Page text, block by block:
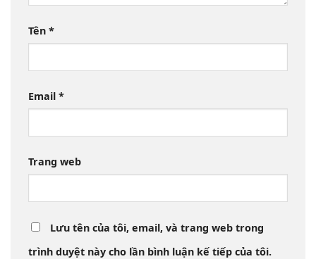
Tên *
Email *
Trang web
Lưu tên của tôi, email, và trang web trong
trình duyệt này cho lần bình luận kế tiếp của tôi.